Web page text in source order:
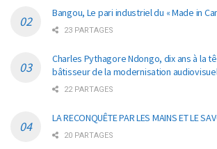
Bangou, Le pari industriel du « Made in
23 PARTAGES
Charles Pythagore Ndongo, dix ans à la
bâtisseur de la modernisation
22 PARTAGES
LA RECONQUÊTE PAR LES MAINS ET LE
20 PARTAGES